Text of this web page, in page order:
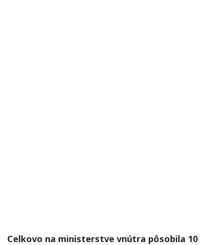
Celkovo na ministerstve vnútra pôsobila 10